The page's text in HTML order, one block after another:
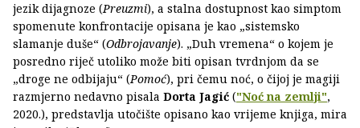
jezik dijagnoze (Preuzmi), a stalna dostupnost kao simptom
spomenute konfrontacije opisana je kao „sistemsko
slamanje duše“ (Odbrojavanje). „Duh vremena“ o kojem je
posredno riječ utoliko može biti opisan tvrdnjom da se
„droge ne odbijaju“ (Pomoć), pri čemu noć, o čijoj je magiji
razmjerno nedavno pisala Dorta Jagić ("Noć na zemlji",
2020.), predstavlja utočište opisano kao vrijeme knjiga, mira